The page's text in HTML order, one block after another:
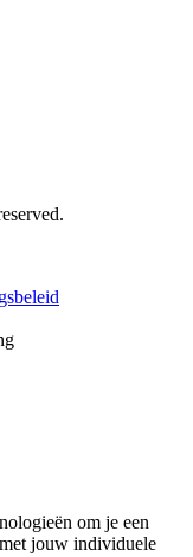
om je een
jouw individuele